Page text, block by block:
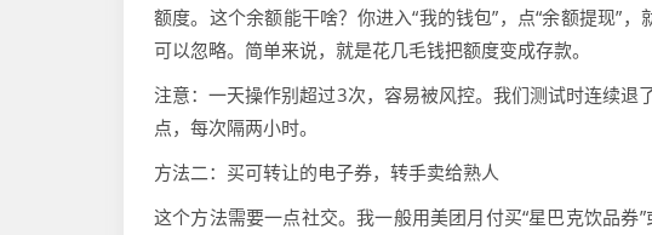
额度。这个余额能干啥？你进入“我的钱包”，点“余额提现
可以忽略。简单来说，就是花几毛钱把额度变成存款。
注意：一天操作别超过3次，容易被风控。我们测试时连续
点，每次隔两小时。
方法二：买可转让的电子券，转手卖给熟人
这个方法需要一点社交。我一般用美团月付买“星巴克饮品券